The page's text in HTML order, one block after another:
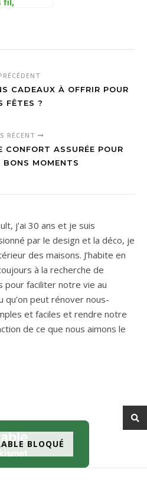
CADEAUX À OFFRIR POUR
FÊTES ?
RÉCENT
ASSURÉE POUR
BONS MOMENTS
j’ai 30 ans et je suis
par le design et la déco, je
des maisons. J’habite en
à la recherche de
pour faciliter notre vie au
qu’on peut rénover nous-
et faciles et rendre notre
de ce que nous aimons le
BLOQUÉ